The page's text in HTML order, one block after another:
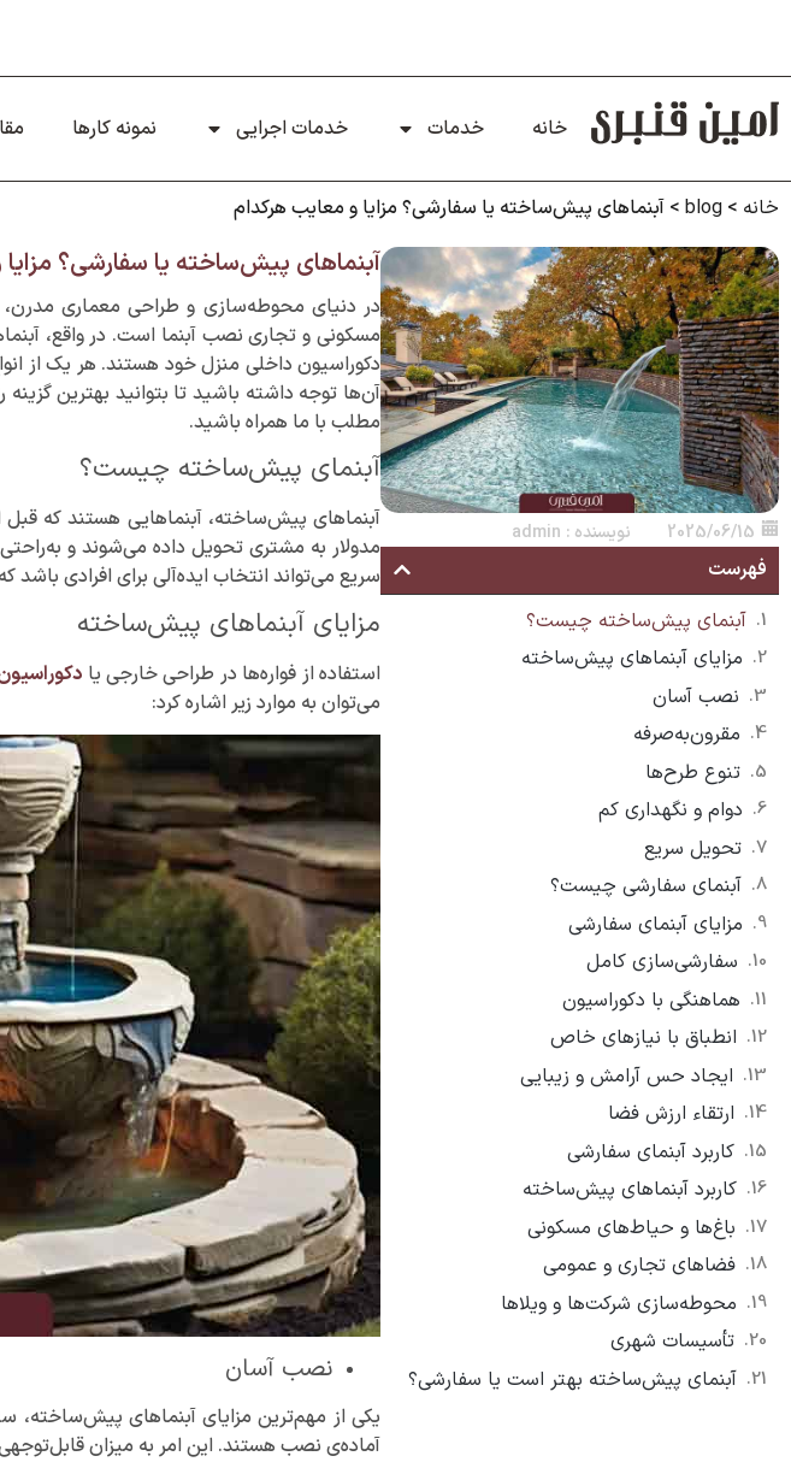
خانه خدمات خدمات اجرایی نمونه کارها
خانه >
blog
> آبنماهای پیش‌ساخته یا سفارشی؟ مزایا و معایب هرکدام
2025/06/15 نویسنده : admin
فهرست
آبنمای پیش‌ساخته چیست؟
مزایای آبنماهای پیش‌ساخته
نصب آسان
مقرون‌به‌صرفه
تنوع طرح‌ها
دوام و نگهداری کم
تحویل سریع
آبنمای سفارشی چیست؟
مزایای آبنمای سفارشی
سفارشی‌سازی کامل
هماهنگی با دکوراسیون
انطباق با نیازهای خاص
ایجاد حس آرامش و زیبایی
ارتقاء ارزش فضا
کاربرد آبنمای سفارشی
کاربرد آبنماهای پیش‌ساخته
باغ‌ها و حیاط‌های مسکونی
فضاهای تجاری و عمومی
محوطه‌سازی شرکت‌ها و ویلاها
تأسیسات شهری
آبنمای پیش‌ساخته بهتر است یا سفارشی؟
آبنماهای پیش‌ساخته یا سفارشی؟
در دنیای محوطه‌سازی و طراحی معماری مدرن،
مسکونی و تجاری نصب آبنما است. در واقع،
دکوراسیون داخلی منزل خود هستند. هر یک از
آن‌ها توجه داشته باشید تا بتوانید بهترین
مطلب با ما همراه باشید.
آبنمای پیش‌ساخته چیست؟
آبنماهای پیش‌ساخته، آبنماهایی هستند که
مدولار به مشتری تحویل داده می‌شوند و
سریع می‌تواند انتخاب ایده‌آلی برای افرادی
مزایای آبنماهای پیش‌ساخته
استفاده از فواره‌ها در طراحی خارجی یا
می‌توان به موارد زیر اشاره کرد:
نصب آسان
یکی از مهم‌ترین مزایای آبنماهای
آماده‌ی نصب هستند. این امر به میزان